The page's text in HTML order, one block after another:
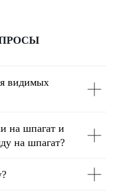
видимых
на шпагат и
на шпагат?